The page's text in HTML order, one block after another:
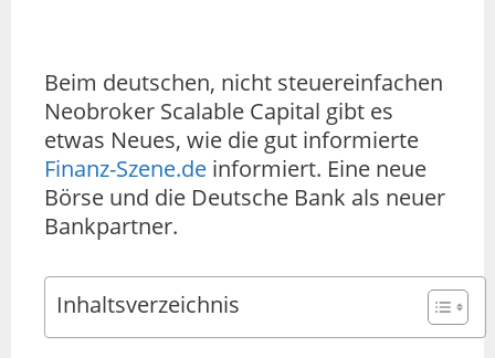
Beim deutschen, nicht steuereinfachen
Neobroker Scalable Capital gibt es
etwas Neues, wie die gut informierte
Finanz-Szene.de informiert. Eine neue
Börse und die Deutsche Bank als neuer
Bankpartner.
Inhaltsverzeichnis